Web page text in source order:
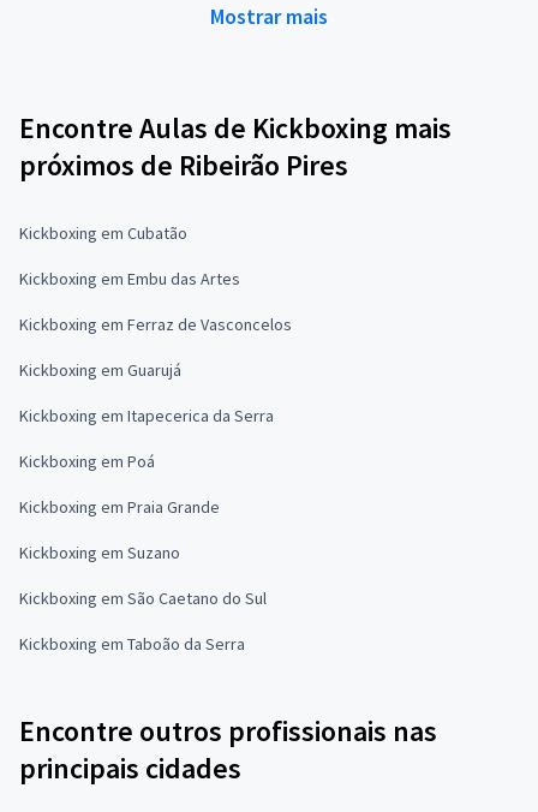
Mostrar mais
Encontre Aulas de Kickboxing mais
próximos de Ribeirão Pires
Kickboxing em Cubatão
Kickboxing em Embu das Artes
Kickboxing em Ferraz de Vasconcelos
Kickboxing em Guarujá
Kickboxing em Itapecerica da Serra
Kickboxing em Poá
Kickboxing em Praia Grande
Kickboxing em Suzano
Kickboxing em São Caetano do Sul
Kickboxing em Taboão da Serra
Encontre outros profissionais nas
principais cidades